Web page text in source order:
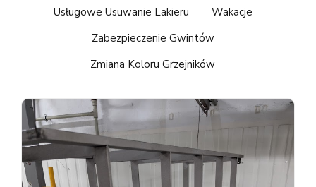
Usługowe Usuwanie Lakieru
Wakacje
Zabezpieczenie Gwintów
Zmiana Koloru Grzejników